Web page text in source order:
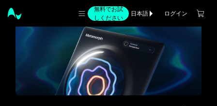
無料でお試
しください
日本語 ログイン